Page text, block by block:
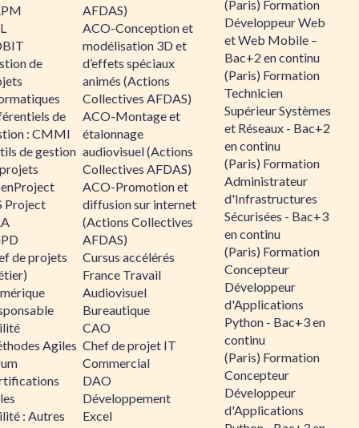
de
de
: CMMI
de gestion
Project
de projets
Agiles
: Autres
AFDAS)
ACO-Conception et
modélisation 3D et
d’effets spéciaux
animés (Actions
Collectives AFDAS)
ACO-Montage et
étalonnage
audiovisuel (Actions
Collectives AFDAS)
ACO-Promotion et
diffusion sur internet
(Actions Collectives
AFDAS)
Cursus accélérés
France Travail
Audiovisuel
Bureautique
CAO
Chef de projet IT
Commercial
DAO
Développement
Excel
(Paris) Formation
Développeur Web
et Web Mobile –
Bac+2 en continu
(Paris) Formation
Technicien
Supérieur Systèmes
et Réseaux - Bac+2
en continu
(Paris) Formation
Administrateur
d'Infrastructures
Sécurisées - Bac+3
en continu
(Paris) Formation
Concepteur
Développeur
d'Applications
Python - Bac+3 en
continu
(Paris) Formation
Concepteur
Développeur
d'Applications